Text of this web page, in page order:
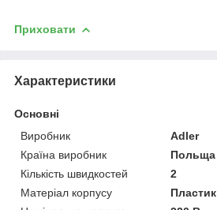
Приховати
Характеристики
Основні
Виробник
Adler
Країна виробник
Польща
Кількість швидкостей
2
Матеріал корпусу
Пластик